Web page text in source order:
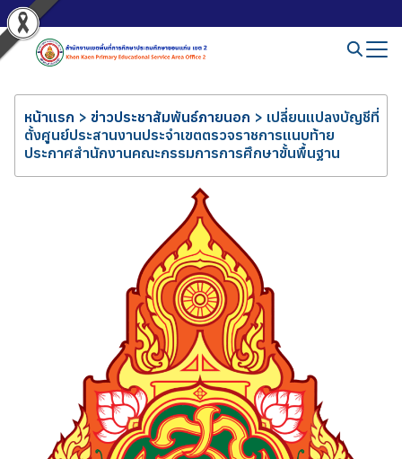
หน้าแรก > ข่าวประชาสัมพันธ์ภายนอก > เปลี่ยนแปลงบัญชีที่
ตั้งศูนย์ประสานงานประจำเขตตรวจราชการแนบท้าย
ประกาศสำนักงานคณะกรรมการการศึกษาขั้นพื้นฐาน